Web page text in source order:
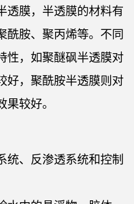
透膜，半透膜的材料有
酰胺、聚丙烯等。不同
性，如聚醚砜半透膜对
好，聚酰胺半透膜则对
较好。
统、反渗透系统和控制